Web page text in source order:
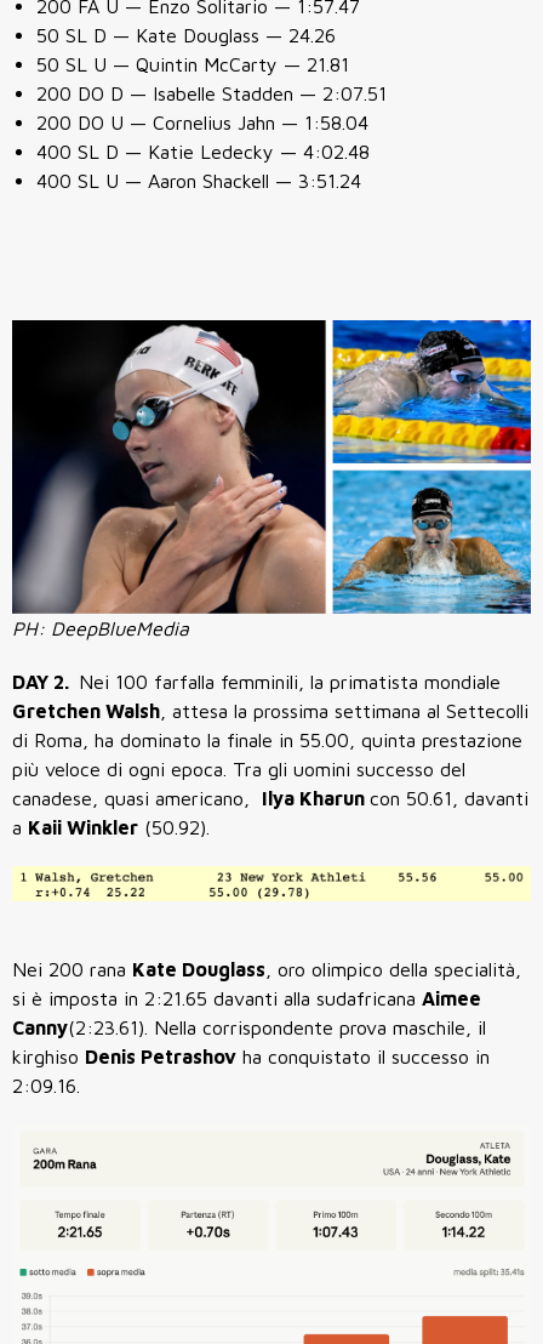
200 FA U — Enzo Solitario — 1:57.47
50 SL D — Kate Douglass — 24.26
50 SL U — Quintin McCarty — 21.81
200 DO D — Isabelle Stadden — 2:07.51
200 DO U — Cornelius Jahn — 1:58.04
400 SL D — Katie Ledecky — 4:02.48
400 SL U — Aaron Shackell — 3:51.24
PH: DeepBlueMedia
DAY 2. Nei 100 farfalla femminili, la primatista mondiale
Gretchen Walsh , attesa la prossima settimana al Settecolli
di Roma, ha dominato la finale in 55.00, quinta prestazione
più veloce di ogni epoca. Tra gli uomini successo del
canadese, quasi americano, Ilya Kharun con 50.61, davanti
a Kaii Winkler (50.92).
Nei 200 rana Kate Douglass , oro olimpico della specialità,
si è imposta in 2:21.65 davanti alla sudafricana Aimee
Canny(2:23.61). Nella corrispondente prova maschile, il
kirghiso Denis Petrashov ha conquistato il successo in
2:09.16.